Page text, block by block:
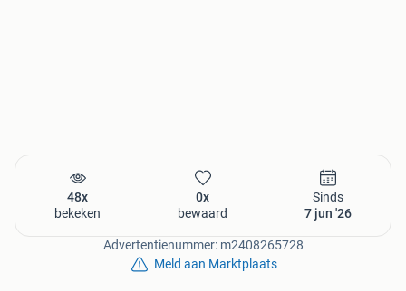
48x
bekeken
0x
bewaard
Sinds
7 jun '26
Advertentienummer: m2408265728
Meld aan Marktplaats